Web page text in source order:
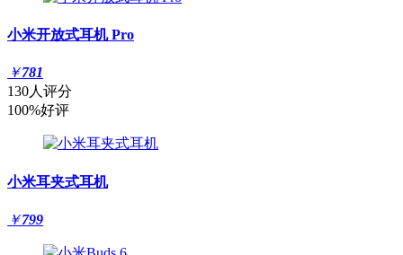
小米开放式耳机 Pro
￥781
130人评分
100%好评
小米耳夹式耳机
￥799